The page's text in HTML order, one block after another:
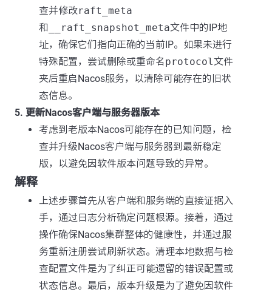
查并修改raft_meta
和
__raft_snapshot_meta文件中的IP地
址，确保它们指向正确的当前IP。如果未进行
特殊配置，尝试删除或重命名 protocol文件
夹后重启Nacos服务，以清除可能存在的旧状
态信息。
5. 更新Nacos客户端与服务器版本
考虑到老版本Nacos可能存在的已知问题，检
查并升级Nacos客户端与服务器到最新稳定
版，以避免因软件版本问题导致的异常。
解释
上述步骤首先从客户端和服务端的直接证据入
手，通过日志分析确定问题根源。接着，通过
操作确保Nacos集群整体的健康性，并通过服
务重新注册尝试刷新状态。清理本地数据与检
查配置文件是为了纠正可能遗留的错误配置或
状态信息。最后，版本升级是为了避免因软件